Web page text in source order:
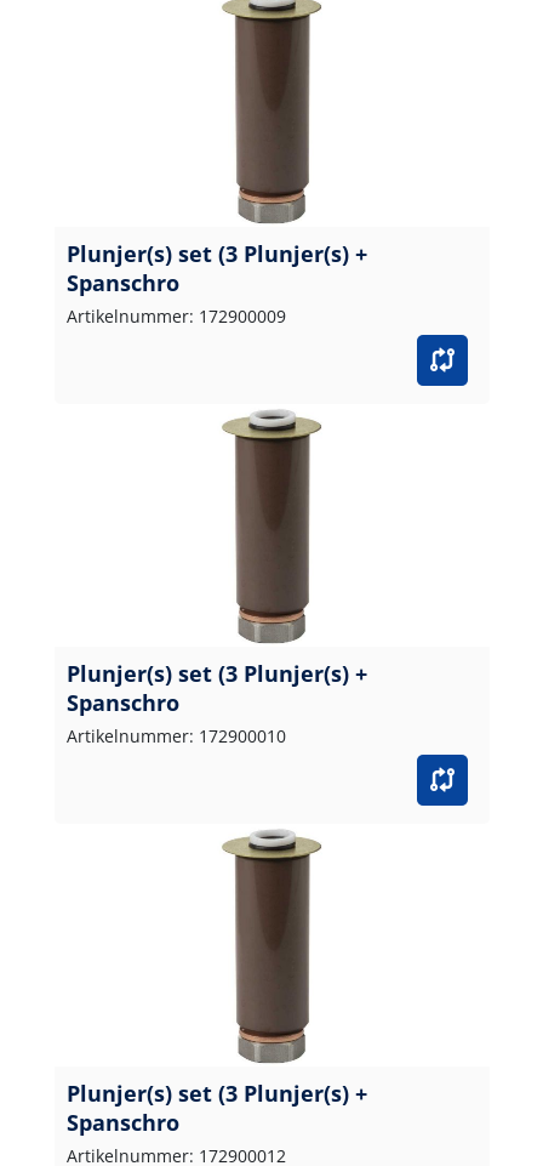
Plunjer(s) set (3 Plunjer(s) +
Spanschro
Artikelnummer: 172900009
Plunjer(s) set (3 Plunjer(s) +
Spanschro
Artikelnummer: 172900010
Plunjer(s) set (3 Plunjer(s) +
Spanschro
Artikelnummer: 172900012